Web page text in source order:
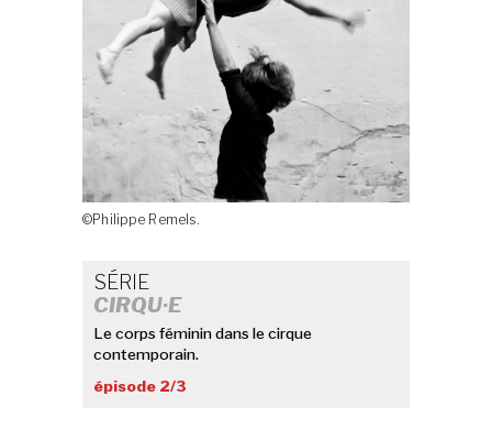
SÉRIE
CIRQU·E
Le corps féminin dans le cirque
contemporain.
épisode 2/3
©Philippe Remels.